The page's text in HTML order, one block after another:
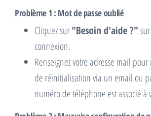
Problème 1 : Mot de passe oublié
Cliquez sur"Besoin d'aide ?"
connexion.
Renseignez votre adresse mail
de réinitialisation via un email ou
numéro de téléphone est associé à